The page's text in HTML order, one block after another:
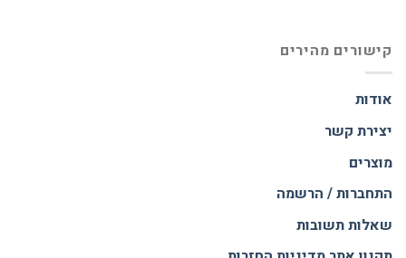
קישורים מהירים
אודות
יצירת קשר
מוצרים
התחברות / הרשמה
שאלות תשובות